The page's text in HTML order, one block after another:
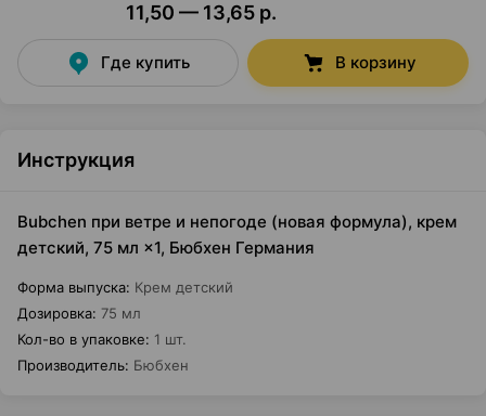
11,50 — 13,65 р.
Где купить В корзину
Инструкция
Bubchen при ветре и непогоде (новая формула), крем
детский, 75 мл ×1, Бюбхен Германия
Форма выпуска: Крем детский
Дозировка: 75 мл
Кол-во в упаковке: 1 шт.
Производитель: Бюбхен